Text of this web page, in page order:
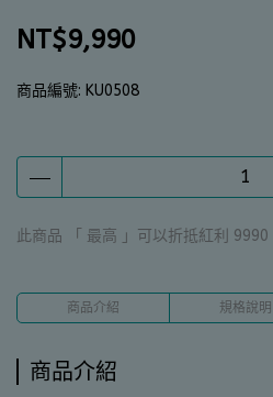
NT$9,990
商品編號: KU0508
此商品 「 最高 」可以折抵紅利 9990
商品介紹 規格說明
商品介紹